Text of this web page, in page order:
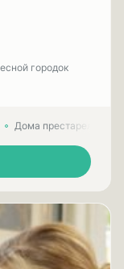
городок
Дома престарелых